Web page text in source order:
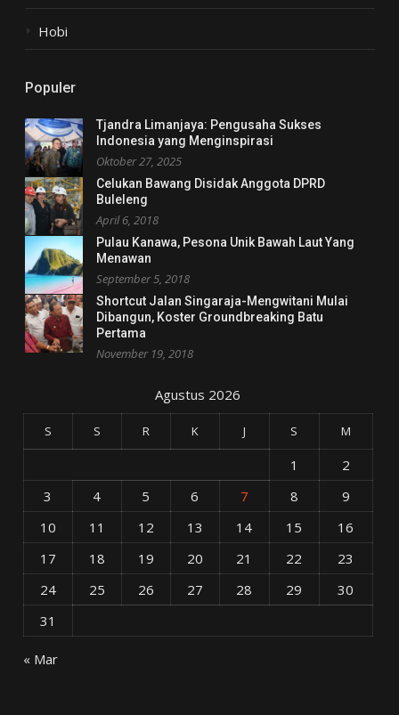
Hobi
Populer
Tjandra Limanjaya: Pengusaha Sukses
Indonesia yang Menginspirasi
Oktober 27, 2025
Celukan Bawang Disidak Anggota DPRD
Buleleng
April 6, 2018
Pulau Kanawa, Pesona Unik Bawah Laut Yang
Menawan
September 5, 2018
Shortcut Jalan Singaraja-Mengwitani Mulai
Dibangun, Koster Groundbreaking Batu
Pertama
November 19, 2018
Agustus 2026
S S R K J S M
1
2
3
4 5 6 7 8
9
10
11 12 13 14 15
16
17
18 19 20 21 22
23
24
25 26 27 28 29
30
31
« Mar